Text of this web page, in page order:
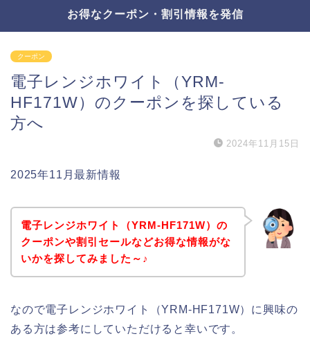
お得なクーポン・割引情報を発信
クーポン
電子レンジホワイト（YRM-
HF171W）のクーポンを探している
方へ
2024年11月15日
2025年11月最新情報
電子レンジホワイト（YRM-HF171W）の
クーポンや割引セールなどお得な情報がな
いかを探してみました～♪
なので電子レンジホワイト（YRM-HF171W）に興味の
ある方は参考にしていただけると幸いです。